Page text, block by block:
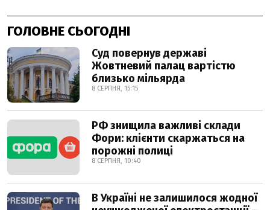
ГОЛОВНЕ СЬОГОДНІ
Суд повернув державі
Жовтневий палац вартістю
близько мільярда
8 СЕРПНЯ, 15:15
РФ знищила важливі склади
Фори: клієнти скаржаться на
порожні полиці
8 СЕРПНЯ, 10:40
В Україні не залишилося жодної